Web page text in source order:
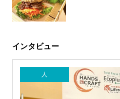
インタビュー
人